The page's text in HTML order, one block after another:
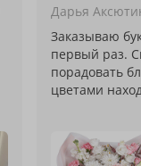
Дарья
Заказываю
первый раз.
порадовать
цветами